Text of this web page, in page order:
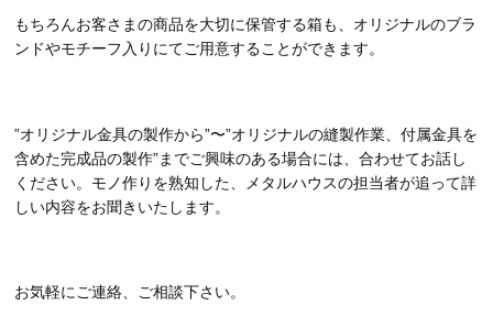
もちろんお客さまの商品を大切に保管する箱も、オリジナルのブラ
ンドやモチーフ入りにてご用意することができます。
”オリジナル金具の製作から”〜”オリジナルの縫製作業、付属金具を
含めた完成品の製作”までご興味のある場合には、合わせてお話し
ください。モノ作りを熟知した、メタルハウスの担当者が追って詳
しい内容をお聞きいたします。
お気軽にご連絡、ご相談下さい。